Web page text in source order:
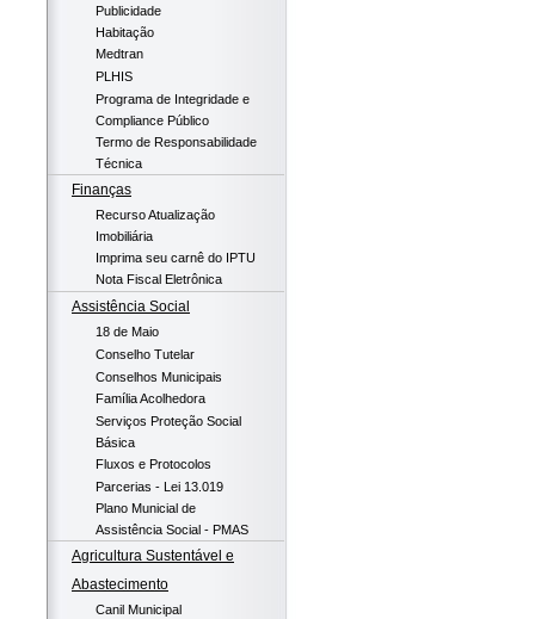
Publicidade
Habitação
Medtran
PLHIS
Programa de Integridade e
Compliance Público
Termo de Responsabilidade
Técnica
Finanças
Recurso Atualização
Imobiliária
Imprima seu carnê do IPTU
Nota Fiscal Eletrônica
Assistência Social
18 de Maio
Conselho Tutelar
Conselhos Municipais
Família Acolhedora
Serviços Proteção Social
Básica
Fluxos e Protocolos
Parcerias - Lei 13.019
Plano Municial de
Assistência Social - PMAS
Agricultura Sustentável e
Abastecimento
Canil Municipal